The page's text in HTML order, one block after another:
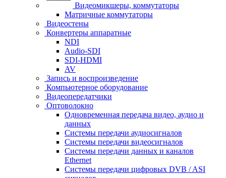
Видеомикшеры, коммутаторы
Матричные коммутаторы
Видеостены
Конвертеры аппаратные
NDI
Audio-SDI
SDI-HDMI
AV
Запись и воспроизведение
Компьютерное оборудование
Видеопередатчики
Оптоволокно
Одновременная передача видео, аудио и
данных
Системы передачи аудиосигналов
Системы передачи видеосигналов
Системы передачи данных и каналов
Ethernet
Системы передачи цифровых DVB / ASI